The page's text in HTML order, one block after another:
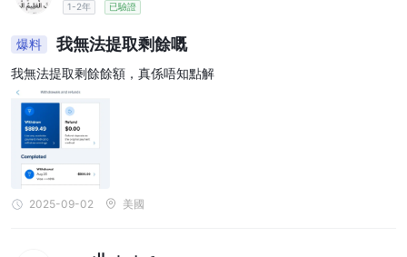
1-2年 已驗證
爆料 我無法提取剩餘嘅
我無法提取剩餘餘額，真係唔知點解
2025-09-02 美國